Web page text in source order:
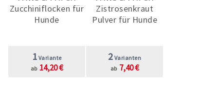
Zucchiniflocken für
Hunde
1 Variante
ab 14,20 €
Zistrosenkraut
Pulver für Hunde
2 Varianten
ab 7,40 €